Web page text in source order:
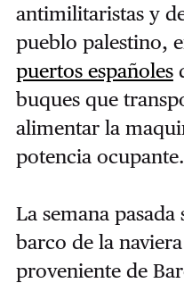
antimilitaristas y
pueblo palestino,
puertos españoles
buques que
alimentar la
potencia ocupante.
La semana pasada
barco de la
proveniente de